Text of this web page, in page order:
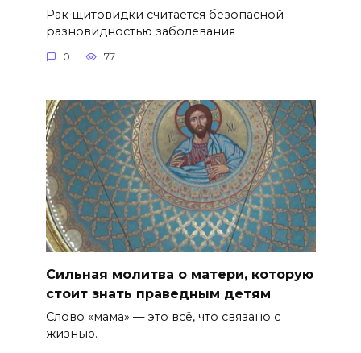
Рак щитовидки считается безопасной
разновидностью заболевания
0 77
Сильная молитва о матери, которую
стоит знать праведным детям
Слово «мама» — это всё, что связано с
жизнью.